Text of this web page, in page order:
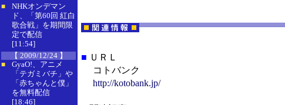
■
NHKオンデマン
ド、「第60回 紅白
歌合戦」を期間限
定で配信
[11:54]
【 2009/12/24 】
■
GyaO!、アニメ
「テガミバチ」や
「赤ちゃんと僕」
を無料配信
[18:46]
■ ＵＲＬ
コトバンク
http://kotobank.jp/